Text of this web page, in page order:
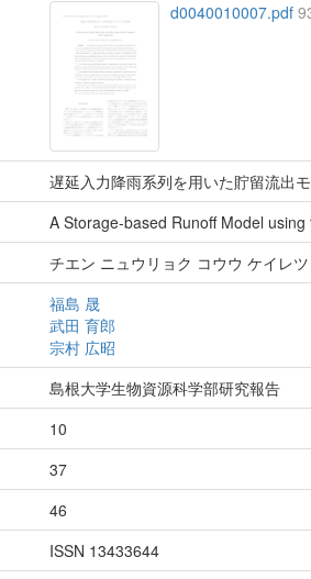
d0040010007.pdf
遅延入力降雨系列を用いた貯留流出
A Storage-based Runoff Model
チエン ニュウリョク コウウ ケイレ
福島 晟
武田 育郎
宗村 広昭
島根大学生物資源科学部研究報告
10
37
46
ISSN 13433644